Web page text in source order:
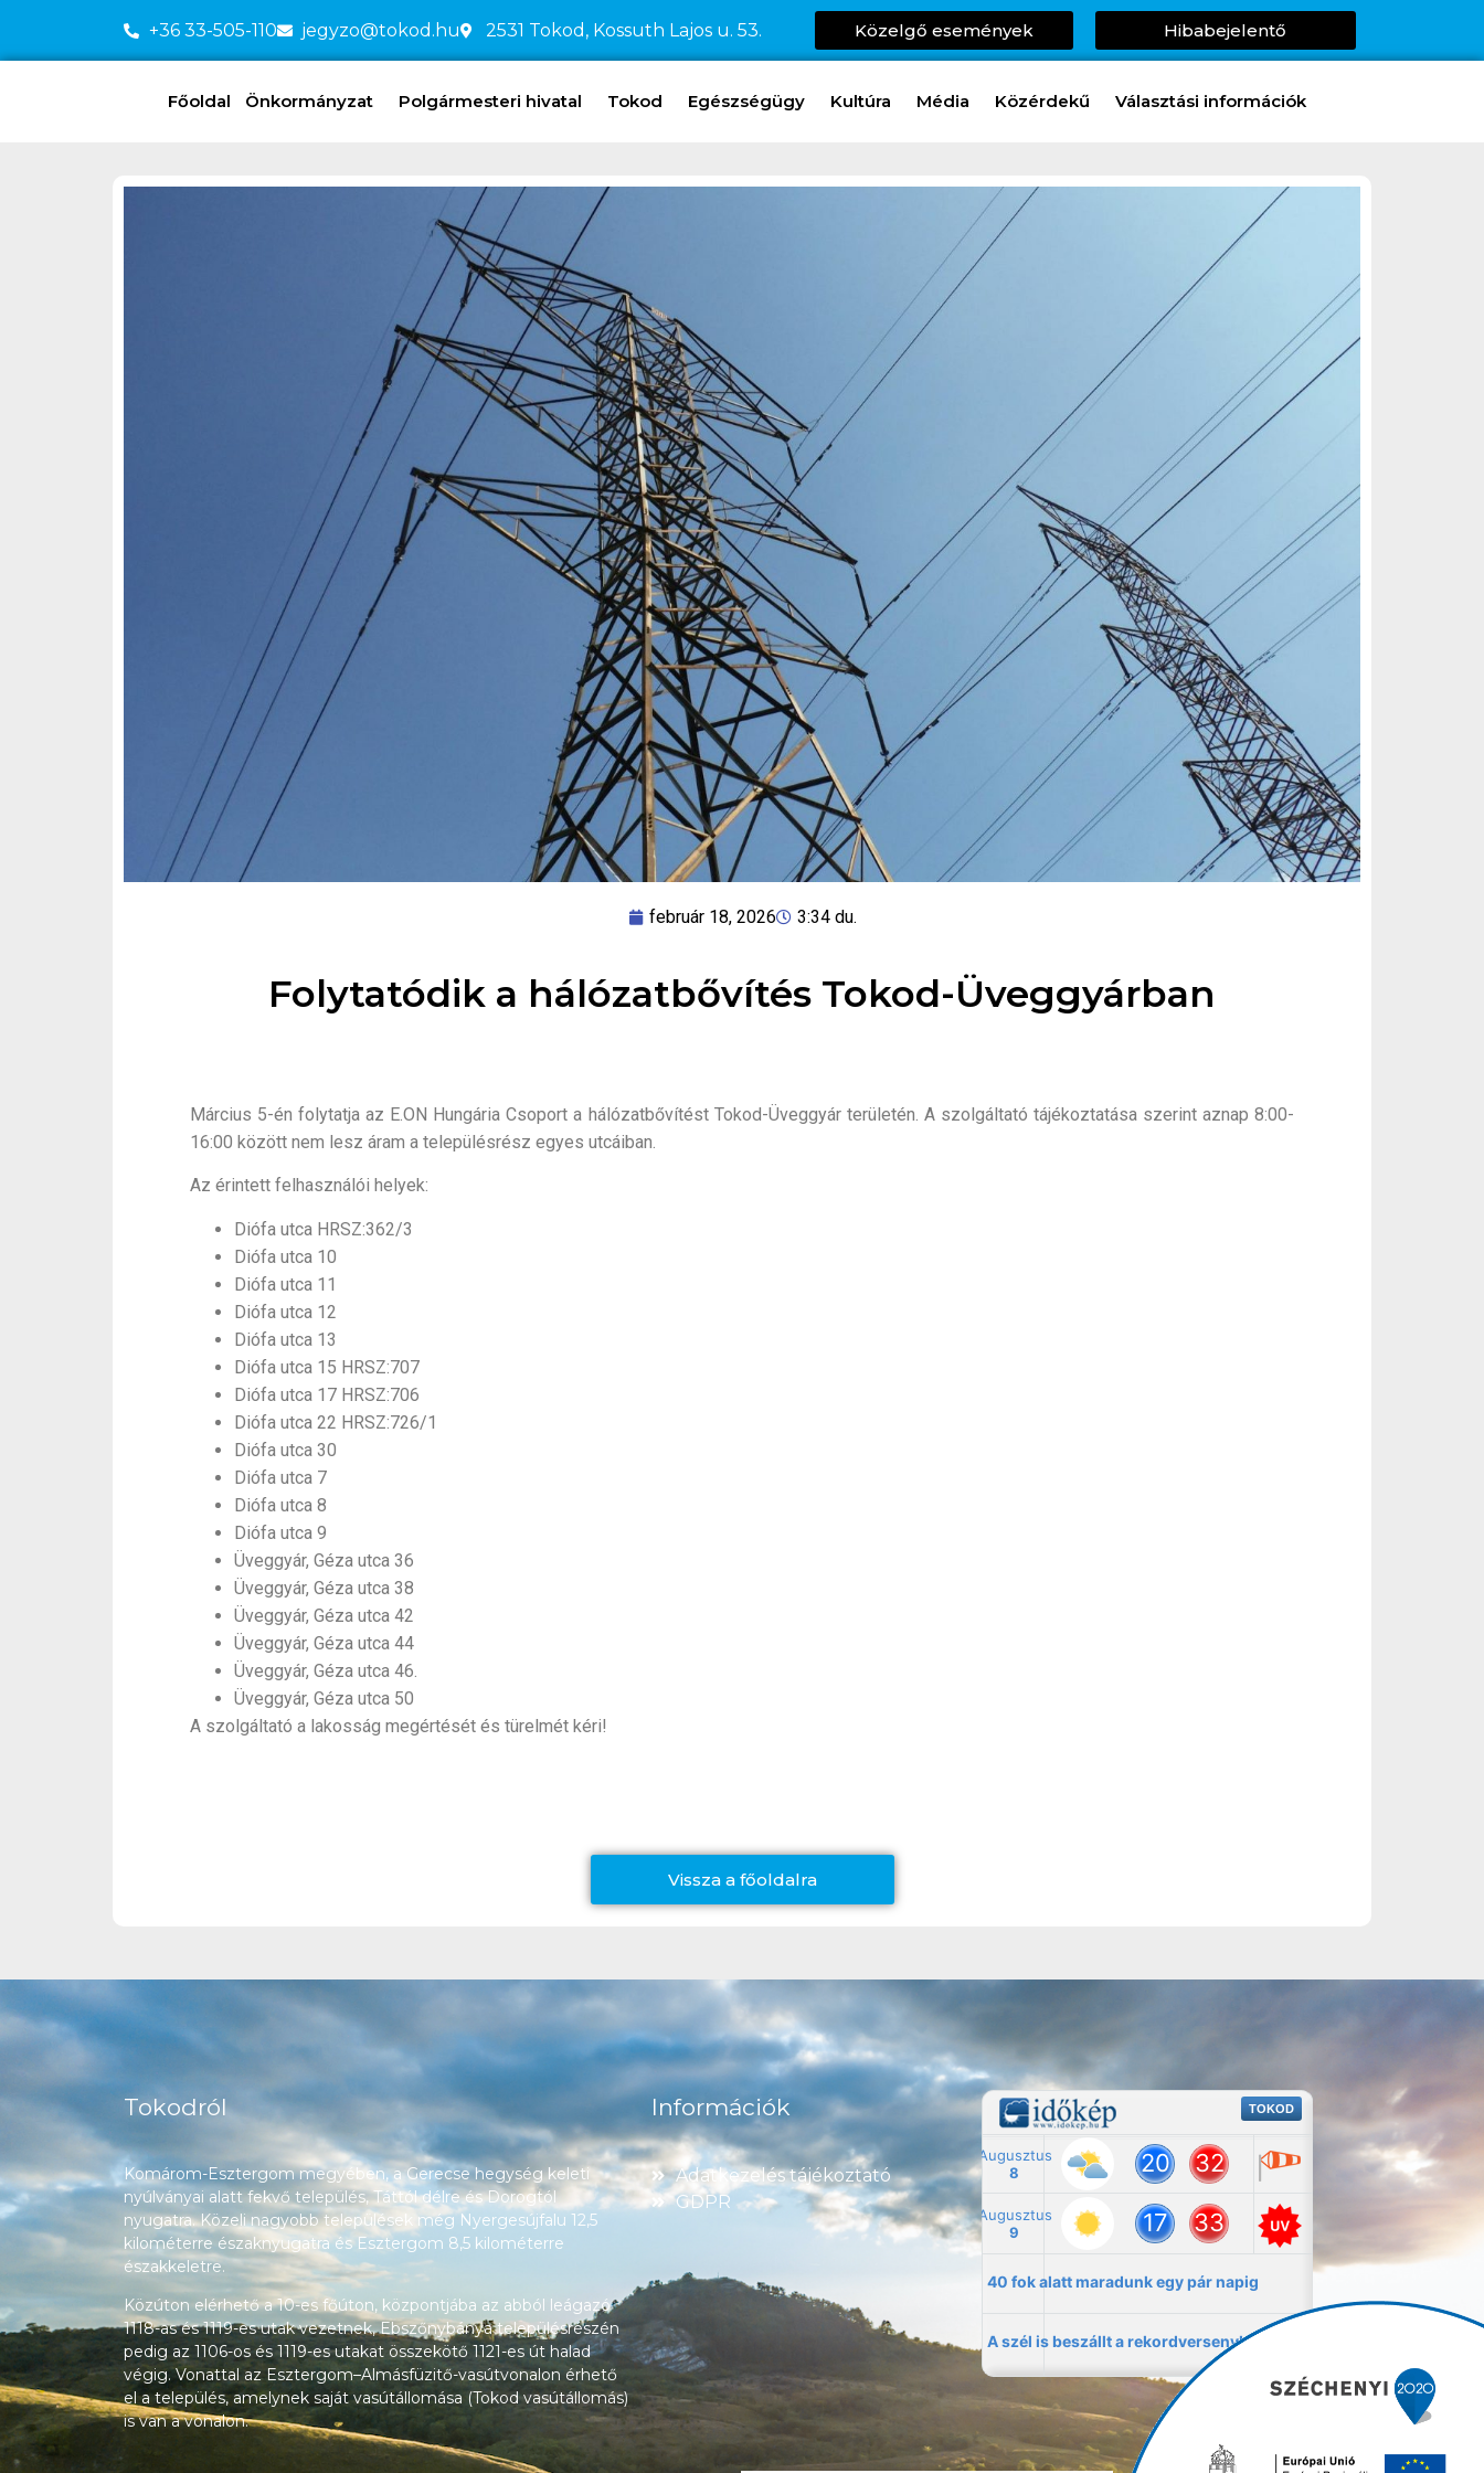
+36 33-505-110 jegyzo@tokod.hu 2531 Tokod, Kossuth Lajos u. 53. Közelgő események Hibabejelentő
Főoldal Önkormányzat Polgármesteri hivatal Tokod Egészségügy Kultúra Média Közérdekű Választási információk
február 18, 2026 3:34 du.
Folytatódik a hálózatbővítés Tokod-Üveggyárban
Március 5-én folytatja az E.ON Hungária Csoport a hálózatbővítést Tokod-Üveggyár területén. A szolgáltató tájékoztatása szerint aznap 8:00-
16:00 között nem lesz áram a településrész egyes utcáiban.
Az érintett felhasználói helyek:
Diófa utca HRSZ:362/3
Diófa utca 10
Diófa utca 11
Diófa utca 12
Diófa utca 13
Diófa utca 15 HRSZ:707
Diófa utca 17 HRSZ:706
Diófa utca 22 HRSZ:726/1
Diófa utca 30
Diófa utca 7
Diófa utca 8
Diófa utca 9
Üveggyár, Géza utca 36
Üveggyár, Géza utca 38
Üveggyár, Géza utca 42
Üveggyár, Géza utca 44
Üveggyár, Géza utca 46.
Üveggyár, Géza utca 50
A szolgáltató a lakosság megértését és türelmét kéri!
Vissza a főoldalra
Tokodról
Komárom-Esztergom megyében, a Gerecse hegység keleti
nyúlványai alatt fekvő település, Táttól délre és Dorogtól
nyugatra. Közeli nagyobb települések még Nyergesújfalu 12,5
kilométerre északnyugatra és Esztergom 8,5 kilométerre
északkeletre.
Közúton elérhető a 10-es főúton, központjába az abból leágazó
1118-as és 1119-es utak vezetnek, Ebszőnybánya településrészén
pedig az 1106-os és 1119-es utakat összekötő 1121-es út halad
végig. Vonattal az Esztergom–Almásfüzitő-vasútvonalon érhető
el a település, amelynek saját vasútállomása (Tokod vasútállomás)
is van a vonalon.
Információk
Adatkezelés tájékoztató
GDPR